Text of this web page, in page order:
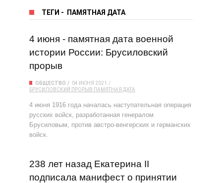
ТЕГИ - ПАМЯТНАЯ ДАТА
4 июня - памятная дата военной
истории России: Брусиловский
прорыв
ОБЩЕСТВО
04 ИЮНЯ 2021
БРУСИЛОВСКИЙ ПРОРЫВ ПАМЯТНАЯ ДАТА
4 июня 1916 года началась наступательная операция
русских войск, разработанная генералом
Брусиловым, против австро-венгерских и германских
войск.
238 лет назад Екатерина II
подписала манифест о принятии